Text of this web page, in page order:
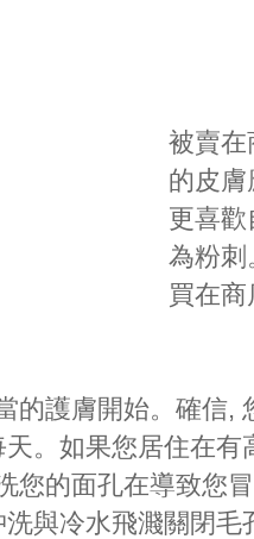
被賣在
的皮
更喜
為粉刺
買在
的護膚開始。確信,
。如果您居住在
您的面孔在導致您
與冷水飛濺關閉毛